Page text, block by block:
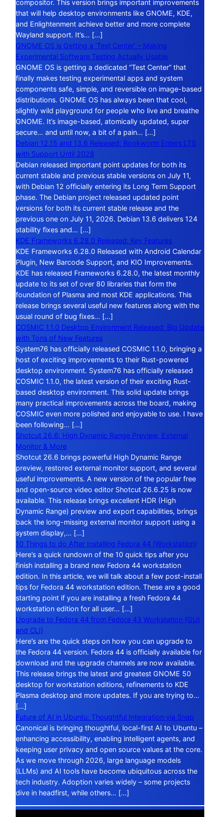
compositor. This version brings important improvements
that will help desktop environments like GNOME, KDE,
and Enlightenment achieve better and more complete
Wayland support. It’s… […]
GNOME OS is Getting a ‘Test Center’ – Making
Experimental Software Testing Actually Usable
GNOME OS is getting a dedicated “Test Center” that
finally makes testing experimental apps and system
components safe, simple, and reversible on image-based
distributions. GNOME OS has always been that cool,
slightly wild playground for people who live and breathe
GNOME. It’s image-based, atomically updated, super
secure… and until now, a bit of a pain… […]
Debian 12.15 and 13.6 Released: Bookworm Enters LTS
with Support Until 2028
Debian released important point updates for both its
current stable and previous stable versions on July 11,
with Debian 12 officially entering its Long Term Support
phase. The Debian project released updated point
versions for both its current stable release and the
previous one on July 11, 2026. Debian 13.6 delivers 124
stability fixes and… […]
KDE Frameworks 6.28.0 Released: Key Features
KDE Frameworks 6.28.0 Released with Android Calendar
Plugin, New Barcode Support, and KIO Improvements.
KDE has released Frameworks 6.28.0, the latest monthly
update to its set of over 80 libraries that form the
foundation of Plasma and most KDE applications. This
release brings several useful new features along with the
usual round of bug fixes… […]
COSMIC 1.1.0 Desktop Environment Released: Big Update
with Tons of New Features
System76 has officially released COSMIC 1.1.0, bringing a
host of exciting improvements to their Rust-powered
desktop environment. System76 has officially released
COSMIC 1.1.0, the latest version of their exciting Rust-
based desktop environment. This solid update brings
many practical improvements across the board, making
COSMIC even more polished and enjoyable to use. I have
been following… […]
Shotcut 26.6: High Dynamic Range Preview, External
Monitor & More
Shotcut 26.6 brings powerful High Dynamic Range
preview, restored external monitor support, and several
useful improvements. A new version of the popular free
and open-source video editor Shotcut 26.6.25 is now
available. This release brings excellent HDR (High
Dynamic Range) preview and export capabilities, brings
back the long-missing external monitor support using a
system display,… […]
10 Things to do After Installing Fedora 44 (Workstation)
Here’s a quick rundown of the 10 quick tips after you
finish installing a brand new Fedora 44 workstation
edition. In this article, we will talk about a few post-install
tips for Fedora 44 workstation edition. These are a good
starting point if you are installing a fresh Fedora 44
workstation edition for all user… […]
Upgrade to Fedora 44 from Fedora 43 Workstation (GUI
and CLI)
Here’s are the quick steps on how you can upgrade to
the Fedora 44 version. Fedora 44 is officially available for
download and the upgrade channels are now available.
This release brings the latest and greatest GNOME 50
desktop for workstation editions, refinements to KDE
Plasma desktop and more updates. If you are trying to…
[…]
Future of AI in Ubuntu: Thoughtful Integration via Snap
Canonical is bringing thoughtful, local-first AI to Ubuntu –
enhancing accessibility, enabling intelligent agents, and
keeping user privacy and open source values at the core.
As we move through 2026, large language models
(LLMs) and AI tools have become ubiquitous across the
tech industry. Adoption varies widely – some projects
dive in headfirst, while others… […]